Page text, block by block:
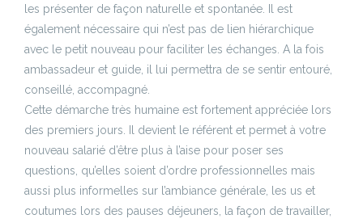
les présenter de façon naturelle et spontanée. Il est
également nécessaire qui n’est pas de lien hiérarchique
avec le petit nouveau pour faciliter les échanges. A la fois
ambassadeur et guide, il lui permettra de se sentir entouré,
conseillé, accompagné.
Cette démarche très humaine est fortement appréciée lors
des premiers jours. Il devient le référent et permet à votre
nouveau salarié d’être plus à l’aise pour poser ses
questions, qu’elles soient d’ordre professionnelles mais
aussi plus informelles sur l’ambiance générale, les us et
coutumes lors des pauses déjeuners, la façon de travailler,